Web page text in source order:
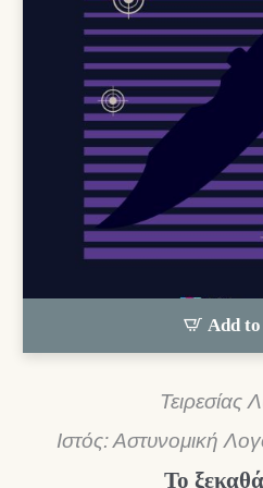
Add
Τειρεσίας
Ιστός: Αστυνομική
Το